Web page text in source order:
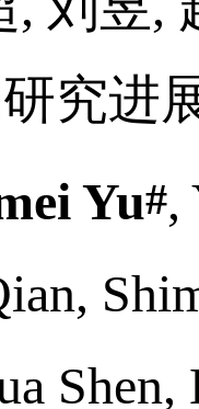
,刘昱,
研究进
Yu #